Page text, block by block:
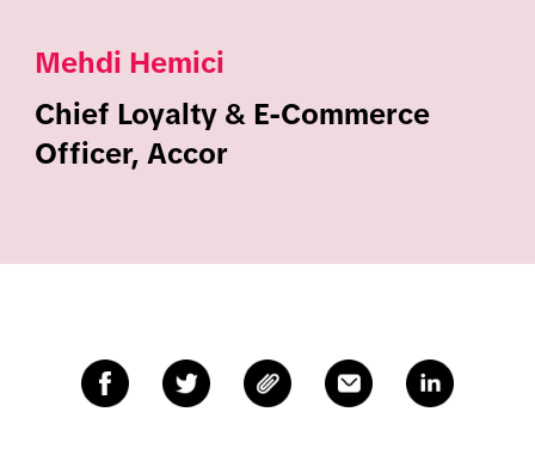
Mehdi Hemici
Chief Loyalty & E-Commerce
Officer, Accor